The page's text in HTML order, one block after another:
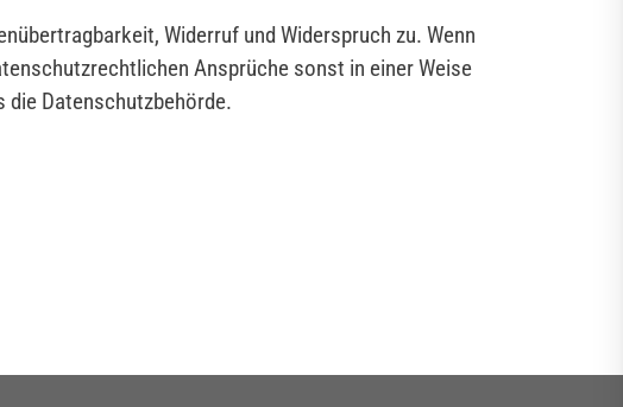
Widerruf und Widerspruch zu. Wenn
Ansprüche sonst in einer Weise
Datenschutzbehörde.